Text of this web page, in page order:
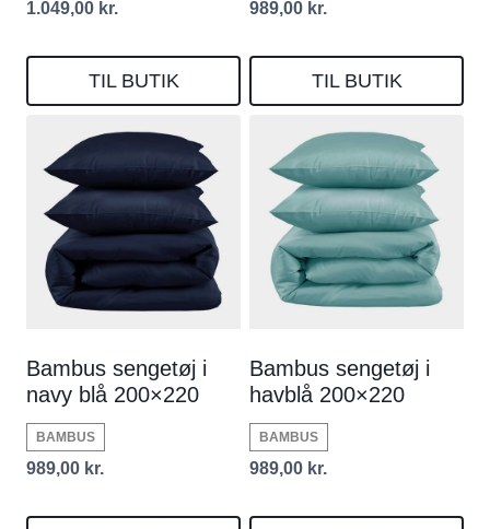
1.049,00 kr.
TIL BUTIK
989,00 kr.
TIL BUTIK
Bambus sengetøj i
navy blå 200×220
BAMBUS
989,00 kr.
Bambus sengetøj i
havblå 200×220
BAMBUS
989,00 kr.